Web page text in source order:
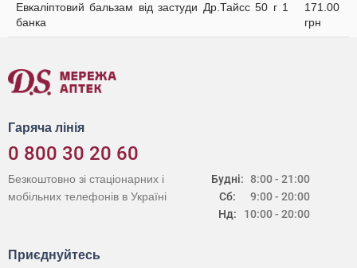
Евкаліптовий бальзам від застуди Др.Тайсс 50 г 1
банка
171.00
грн
Гаряча лінія
0 800 30 20 60
Будні:
Сб:
Нд:
8:00 - 21:00
9:00 - 20:00
10:00 - 20:00
Безкоштовно зі стаціонарних і
мобільних телефонів в Україні
Приєднуйтесь